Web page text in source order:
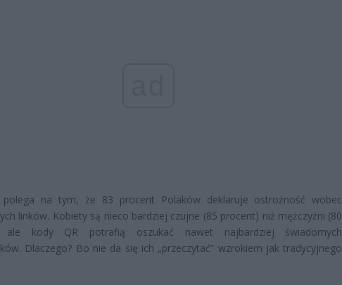
polega na tym, że 83 procent Polaków deklaruje ostrożność wobec
linków. Kobiety są nieco bardziej czujne (85 procent) niż mężczyźni (80
ale kody QR potrafią oszukać nawet najbardziej świadomych
Dlaczego? Bo nie da się ich „przeczytać” wzrokiem jak tradycyjnego